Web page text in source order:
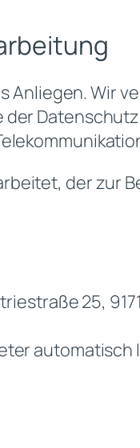
Wir
der zur
25,